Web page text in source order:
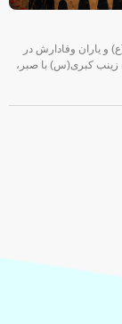
و یاران وفادارش در
کبری(س) با صبر،